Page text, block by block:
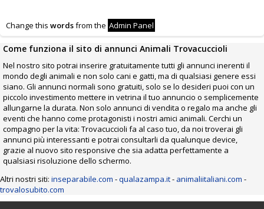
Change this wordsfrom the Admin Panel
Come funziona il sito di annunci Animali Trovacuccioli
Nel nostro sito potrai inserire gratuitamente tutti gli annunci inerenti il
mondo degli animali e non solo cani e gatti, ma di qualsiasi genere essi
siano. Gli annunci normali sono gratuiti, solo se lo desideri puoi con un
piccolo investimento mettere in vetrina il tuo annuncio o semplicemente
allungarne la durata. Non solo annunci di vendita o regalo ma anche gli
eventi che hanno come protagonisti i nostri amici animali. Cerchi un
compagno per la vita: Trovacuccioli fa al caso tuo, da noi troverai gli
annunci più interessanti e potrai consultarli da qualunque device,
grazie al nuovo sito responsive che sia adatta perfettamente a
qualsiasi risoluzione dello schermo.
Altri nostri siti: inseparabile.com -qualazampa.it- animaliitaliani.com -
trovalosubito.com